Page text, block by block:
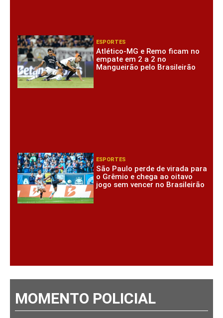
ESPORTES
Atlético-MG e Remo ficam no
empate em 2 a 2 no
Mangueirão pelo Brasileirão
ESPORTES
São Paulo perde de virada para
o Grêmio e chega ao oitavo
jogo sem vencer no Brasileirão
MOMENTO POLICIAL